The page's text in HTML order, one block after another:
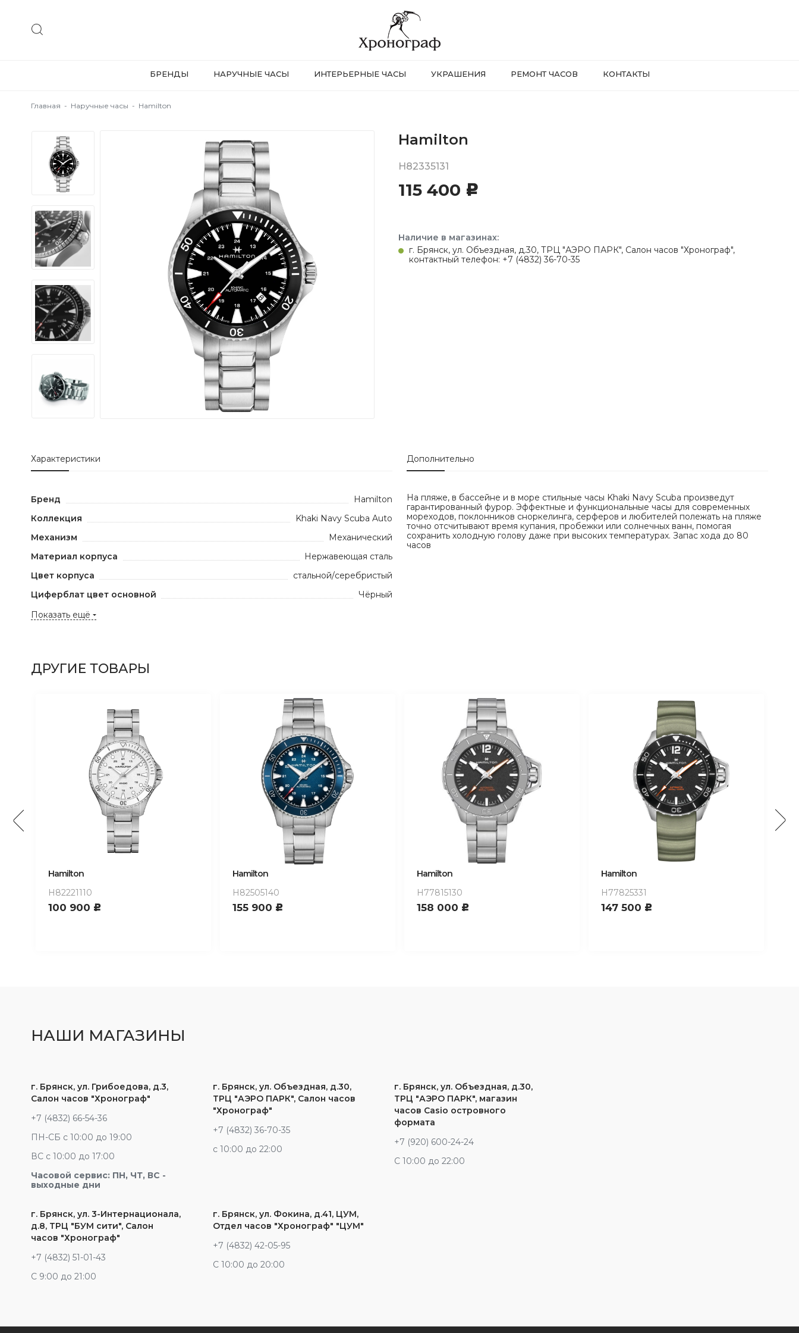
БРЕНДЫ НАРУЧНЫЕ ЧАСЫ ИНТЕРЬЕРНЫЕ ЧАСЫ УКРАШЕНИЯ РЕМОНТ ЧАСОВ КОНТАКТЫ
Главная - Наручные часы - Hamilton
Hamilton
H82335131
115 400 c
Наличие в магазинах:
г. Брянск, ул. Объездная, д.30, ТРЦ "АЭРО ПАРК", Салон часов "Хронограф",
контактный телефон: +7 (4832) 36-70-35
Характеристики
Бренд
Hamilton
Коллекция
Khaki Navy Scuba Auto
Механизм
Механический
Материал корпуса
Нержавеющая сталь
Цвет корпуса
стальной/серебристый
Циферблат цвет основной
Чёрный
Показать ещё
Дополнительно
На пляже, в бассейне и в море стильные часы Khaki Navy Scuba произведут
гарантированный фурор. Эффектные и функциональные часы для современных
мореходов, поклонников сноркелинга, серферов и любителей полежать на пляже
точно отсчитывают время купания, пробежки или солнечных ванн, помогая
сохранить холодную голову даже при высоких температурах. Запас хода до 80
часов
ДРУГИЕ ТОВАРЫ
Hamilton
H82221110
100 900 c
Hamilton
H82505140
155 900 c
Hamilton
H77815130
158 000 c
Hamilton
H77825331
147 500 c
НАШИ МАГАЗИНЫ
г. Брянск, ул. Грибоедова, д.3,
Салон часов "Хронограф"
+7 (4832) 66-54-36
ПН-СБ с 10:00 до 19:00
ВС с 10:00 до 17:00
Часовой сервис: ПН, ЧТ, ВС -
выходные дни
г. Брянск, ул. Объездная, д.30,
ТРЦ "АЭРО ПАРК", Салон часов
"Хронограф"
+7 (4832) 36-70-35
c 10:00 до 22:00
г. Брянск, ул. Объездная, д.30,
ТРЦ "АЭРО ПАРК", магазин
часов Casio островного
формата
+7 (920) 600-24-24
С 10:00 до 22:00
г. Брянск, ул. 3-Интернационала,
д.8, ТРЦ "БУМ сити", Салон
часов "Хронограф"
+7 (4832) 51-01-43
С 9:00 до 21:00
г. Брянск, ул. Фокина, д.41, ЦУМ,
Отдел часов "Хронограф" "ЦУМ"
+7 (4832) 42-05-95
С 10:00 до 20:00